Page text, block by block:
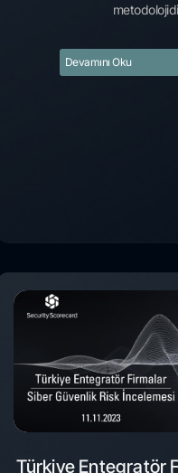
Devamını Oku
Türkiye Entegratör